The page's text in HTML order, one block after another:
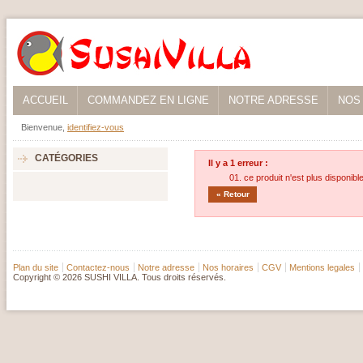
ACCUEIL COMMANDEZ EN LIGNE NOTRE ADRESSE
Bienvenue, identifiez-vous
CATÉGORIES
Il y a 1 erreur :
ce produit n'est plus disponible
« Retour
Plan du site Contactez-nous Notre adresse Nos horaires CGV
Mentions legales
Copyright © 2026 SUSHI VILLA. Tous droits réservés.